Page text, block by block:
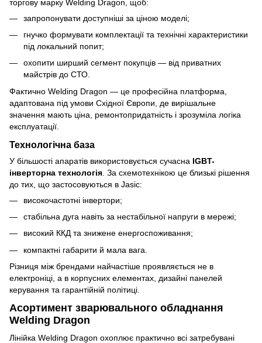
торгову марку Welding Dragon, щоб:
запропонувати доступніші за ціною моделі;
гнучко формувати комплектації та технічні характеристики
під локальний попит;
охопити ширший сегмент покупців — від приватних
майстрів до СТО.
Фактично Welding Dragon — це професійна платформа,
адаптована під умови Східної Європи, де вирішальне
значення мають ціна, ремонтопридатність і зрозуміла логіка
експлуатації.
Технологічна база
У більшості апаратів використовується сучасна IGBT-
інверторна технологія . За схемотехнікою це близькі рішення
до тих, що застосовуються в Jasic:
високочастотні інвертори;
стабільна дуга навіть за нестабільної напруги в мережі;
високий ККД та знижене енергоспоживання;
компактні габарити й мала вага.
Різниця між брендами найчастіше проявляється не в
електроніці, а в корпусних елементах, дизайні панелей
керування та гарантійній політиці.
Асортимент зварювального обладнання
Welding Dragon
Лінійка Welding Dragon охоплює практично всі затребувані